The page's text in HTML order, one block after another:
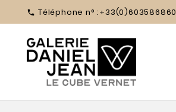
 Téléphone n° :+33(0)603586860